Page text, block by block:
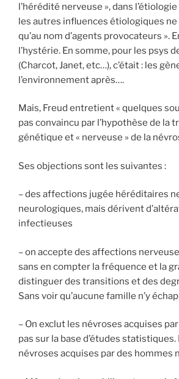
l’hérédité nerveuse », dans
les autres influences étiologiques
qu’au nom d’agents provocateurs ».
l’hystérie. En somme, pour les psys
(Charcot, Janet, etc…), c’était : les
l’environnement après….
Mais, Freud entretient « quelques
pas convaincu par l’hypothèse de la
génétique et « nerveuse » de la
Ses objections sont les suivantes :
– des affections jugée héréditaires
neurologiques, mais dérivent
infectieuses
– on accepte des affections
sans en compter la fréquence et la
distinguer des transitions et des
Sans voir qu’aucune famille n’y
– On exclut les névroses acquises
pas sur la base d’études
névroses acquises par des hommes